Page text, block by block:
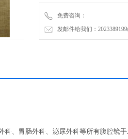
免费咨询：
发邮件给我们：
、胃肠外科、泌尿外科等所有腹腔镜